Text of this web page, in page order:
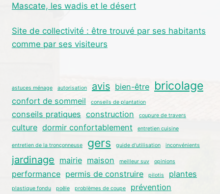
Mascate, les wadis et le désert
Site de collectivité : être trouvé par ses habitants
comme par ses visiteurs
astuces ménage autorisation avis bien-être bricolage
confort de sommeil conseils de plantation
conseils pratiques construction coupure de travers
culture dormir confortablement entretien cuisine
entretien de la tronçonneuse gers guide d'utilisation inconvénients
jardinage mairie maison meilleur suv opinions
performance permis de construire pilotis plantes
plastique fondu poêle problèmes de coupe prévention